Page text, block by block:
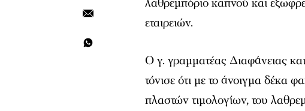
εταιρειών.
Ο γ. γραμματέας Διαφάνειας
τόνισε ότι με το άνοιγμα δέκα
πλαστών τιμολογίων, του